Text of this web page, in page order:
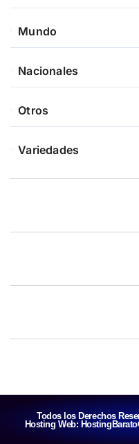
Mundo
Nacionales
Otros
Variedades
Todos los Derechos
Hosting Web: